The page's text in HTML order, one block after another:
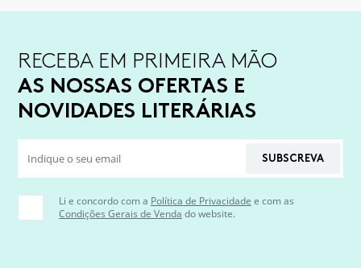
RECEBA EM PRIMEIRA MÃO
AS NOSSAS OFERTAS E
NOVIDADES LITERÁRIAS
SUBSCREVA
Li e concordo com a Política de Privacidade e com as
Condições Gerais de Venda do website.